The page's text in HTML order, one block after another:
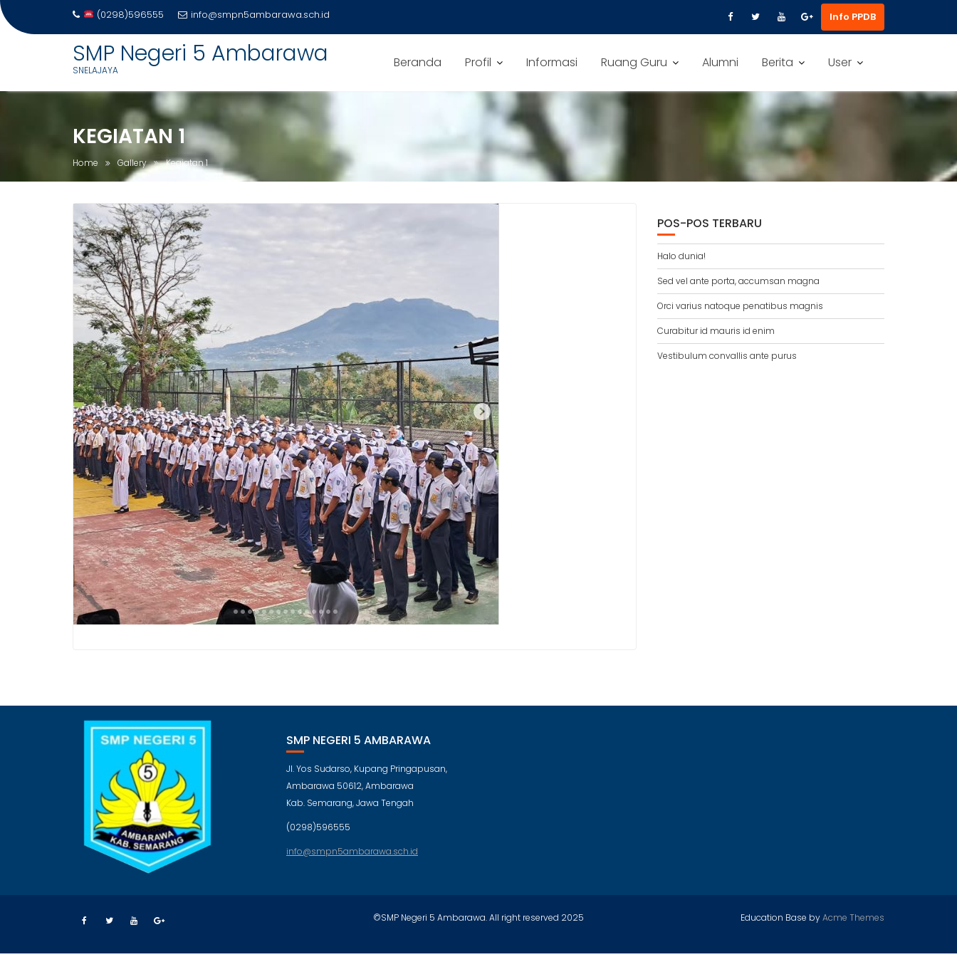
(0298)596555 info@smpn5ambarawa.sch.id Info PPDB
SMP Negeri 5 Ambarawa
SNELAJAYA Beranda Profil Informasi Ruang Guru Alumni Berita User
KEGIATAN 1
Home Gallery Kegiatan 1
POS-POS TERBARU
Halo dunia!
Sed vel ante porta, accumsan magna
Orci varius natoque penatibus magnis
Curabitur id mauris id enim
Vestibulum convallis ante purus
SMP NEGERI 5 AMBARAWA
Jl. Yos Sudarso, Kupang Pringapusan,
Ambarawa 50612, Ambarawa
Kab. Semarang, Jawa Tengah
(0298)596555
info@smpn5ambarawa.sch.id
©SMP Negeri 5 Ambarawa. All right reserved 2025 Education Base byAcme Themes